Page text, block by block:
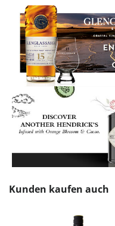
Produktgalerie überspringen
Kunden kaufen auch